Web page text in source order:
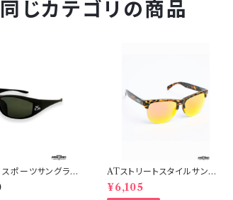
同じカテゴリの商品
ポーツサングラス
ATストリートスタイルサングラ
ス
¥6,105